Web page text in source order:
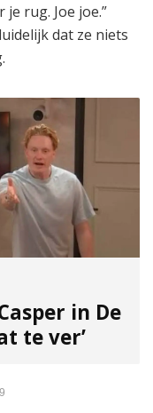
rug. Joe joe.”
dat ze niets
in De
te ver’